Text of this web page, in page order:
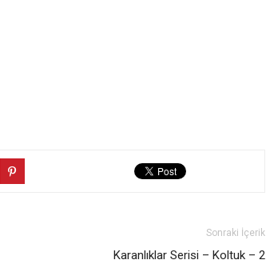
Sonraki İçerik
Karanlıklar Serisi – Koltuk – 2